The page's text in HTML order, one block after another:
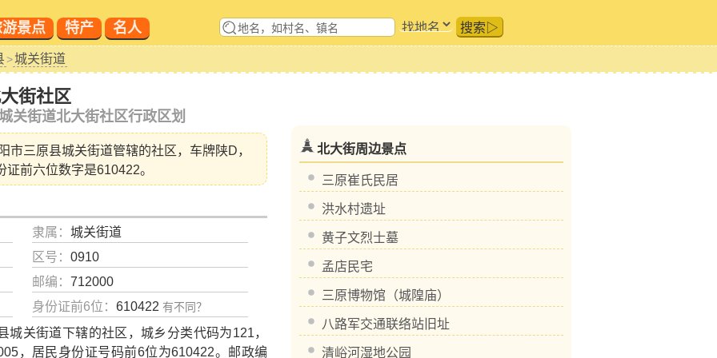
景点 特产 名人 搜索▷
>城关街道
街社区
关街道北大街社区行政区划
市三原县城关街道管辖的社区，车牌陕D，
前六位数字是610422。
隶属： 城关街道
区号： 0910
邮编： 712000
身份证前6位： 610422 有不同？
街道下辖的社区，城乡分类代码为121，
，居民身份证号码前6位为610422。邮政编
北大街周边景点
三原崔氏民居
洪水村遗址
黄子文烈士墓
孟店民宅
三原博物馆（城隍庙）
八路军交通联络站旧址
清峪河湿地公园